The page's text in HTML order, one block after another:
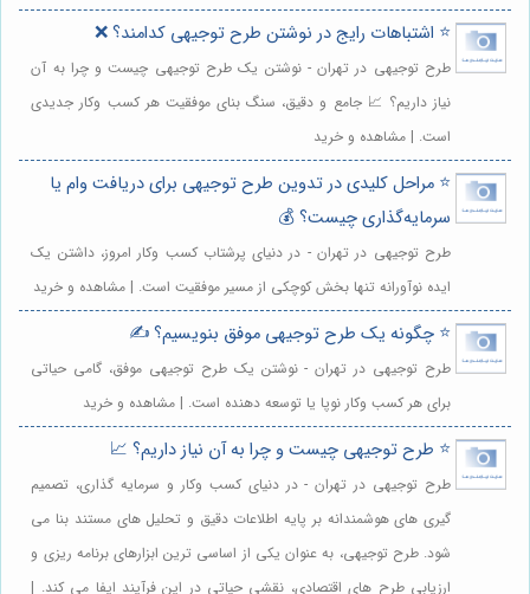
⭐️ اشتباهات رایج در نوشتن طرح توجیهی کدامند؟ ❌
طرح توجیهی در تهران - نوشتن یک طرح توجیهی چیست و چرا به آن
نیاز داریم؟ 📈 جامع و دقیق، سنگ بنای موفقیت هر کسب وکار جدیدی
است. | مشاهده و خرید
⭐️ مراحل کلیدی در تدوین طرح توجیهی برای دریافت وام یا
سرمایه‌گذاری چیست؟ 💰
طرح توجیهی در تهران - در دنیای پرشتاب کسب وکار امروز، داشتن یک
ایده نوآورانه تنها بخش کوچکی از مسیر موفقیت است. | مشاهده و خرید
⭐️ چگونه یک طرح توجیهی موفق بنویسیم؟ ✍️
طرح توجیهی در تهران - نوشتن یک طرح توجیهی موفق، گامی حیاتی
برای هر کسب وکار نوپا یا توسعه دهنده است. | مشاهده و خرید
⭐️ طرح توجیهی چیست و چرا به آن نیاز داریم؟ 📈
طرح توجیهی در تهران - در دنیای کسب وکار و سرمایه گذاری، تصمیم
گیری های هوشمندانه بر پایه اطلاعات دقیق و تحلیل های مستند بنا می
شود. طرح توجیهی، به عنوان یکی از اساسی ترین ابزارهای برنامه ریزی و
ارزیابی طرح های اقتصادی، نقشی حیاتی در این فرآیند ایفا می کند. |